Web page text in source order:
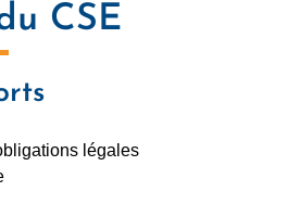
CSE
légales